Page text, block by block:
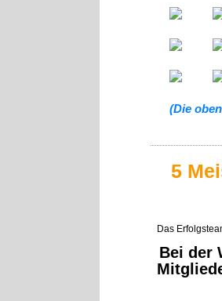
(Die
5
Das
Bei der